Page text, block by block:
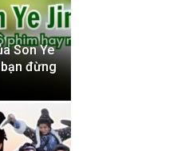
Son Ye
đừng